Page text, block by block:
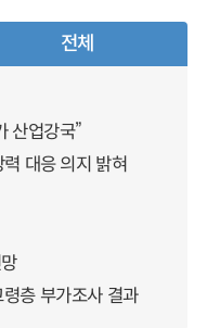
전체
산업강국”
대응 의지 밝혀
층 부가조사 결과